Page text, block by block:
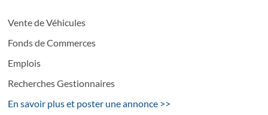
Vente de Véhicules
Fonds de Commerces
Emplois
Recherches Gestionnaires
En savoir plus et poster une annonce >>